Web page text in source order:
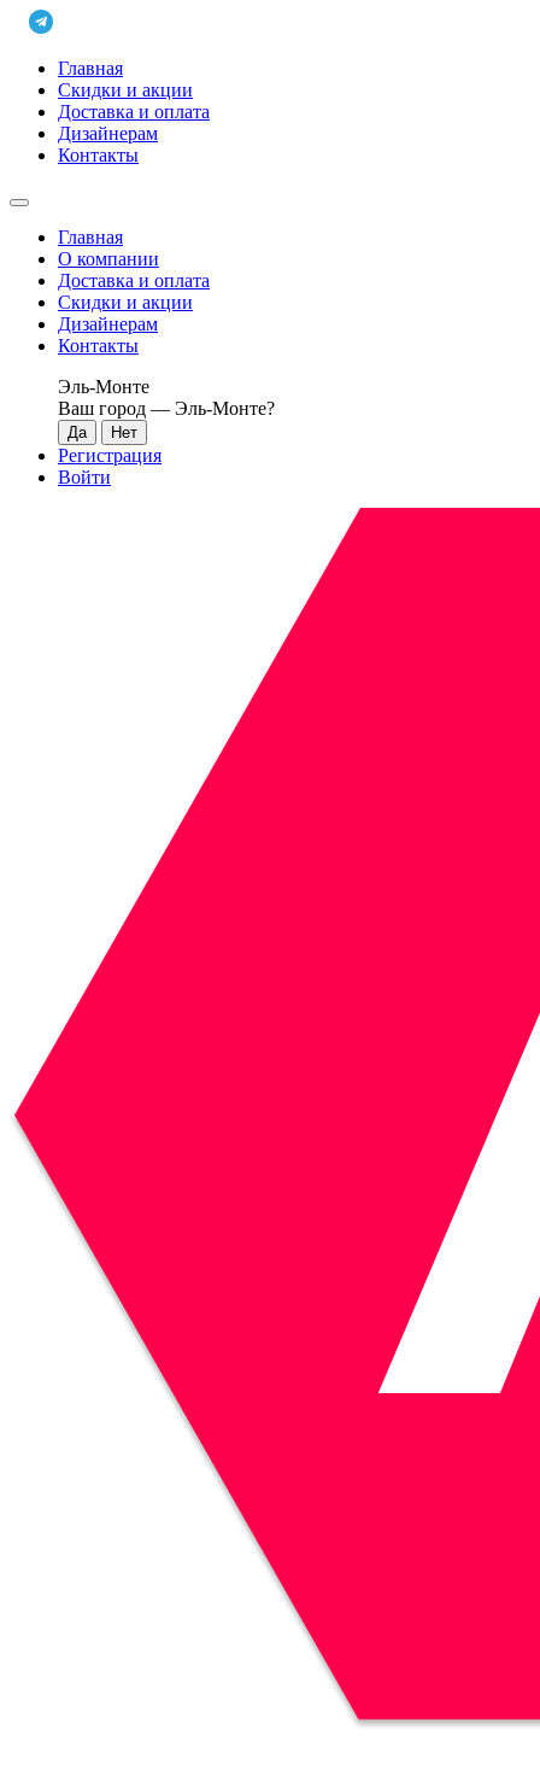
Главная
Скидки и акции
Доставка и оплата
Дизайнерам
Контакты
Главная
О компании
Доставка и оплата
Скидки и акции
Дизайнерам
Контакты
Эль-Монте
Ваш город — Эль-Монте?
Регистрация
Войти